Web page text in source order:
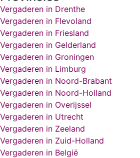
Vergaderen in Drenthe
Vergaderen in Flevoland
Vergaderen in Friesland
Vergaderen in Gelderland
Vergaderen in Groningen
Vergaderen in Limburg
Vergaderen in Noord-Brabant
Vergaderen in Noord-Holland
Vergaderen in Overijssel
Vergaderen in Utrecht
Vergaderen in Zeeland
Vergaderen in Zuid-Holland
Vergaderen in België